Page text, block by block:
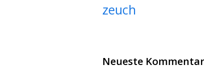
zeuch
Neueste